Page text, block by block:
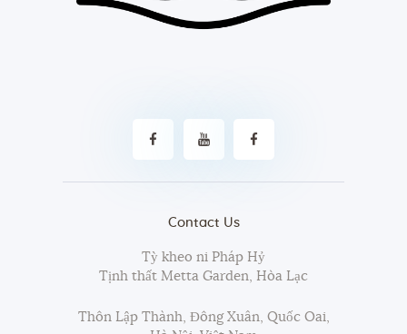
Contact Us
Tỳ kheo ni Pháp Hỷ
Tịnh thất Metta Garden, Hòa Lạc
Thôn Lập Thành, Đông Xuân, Quốc Oai,